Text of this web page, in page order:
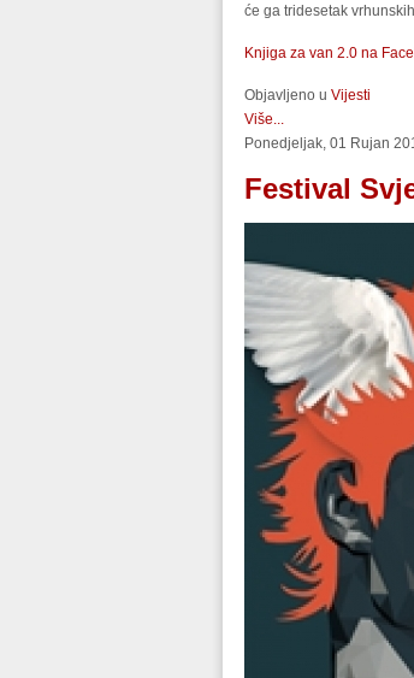
će ga tridesetak
Knjiga za van 2.0 na
Objavljeno u Vijesti
Više...
Ponedjeljak, 01 Rujan
Festival